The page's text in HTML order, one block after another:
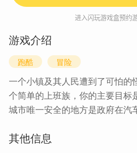
进入闪玩游戏盒预约
游戏介绍
跑酷 冒险
一个小镇及其人民遭到了可怕的
个简单的上班族，你的主要目标
城市唯一安全的地方是政府在汽
其他信息